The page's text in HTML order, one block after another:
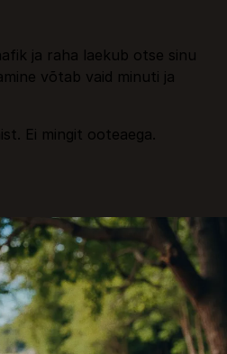
ja raha laekub otse sinu
võtab vaid minuti ja
Ei mingit ooteaega.